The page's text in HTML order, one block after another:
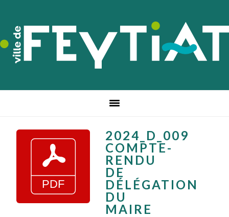
navigation
principale
contenu
principal
pied
de
page
2024_D_009
COMPTE-
RENDU
DE
DÉLÉGATION
DU
MAIRE